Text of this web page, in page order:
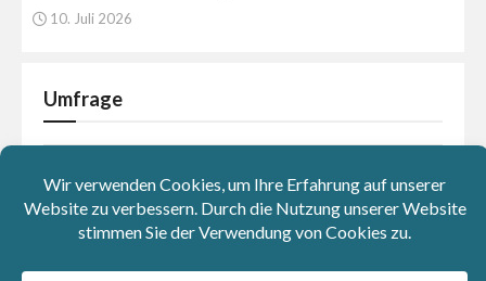
10. Juli 2026
Umfrage
Was sind deiner Meinung nach
hauptsächlich die Ursachen für die
Inflation in Europa?